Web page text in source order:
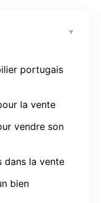
portugais
la vente
vendre son
dans la vente
bien